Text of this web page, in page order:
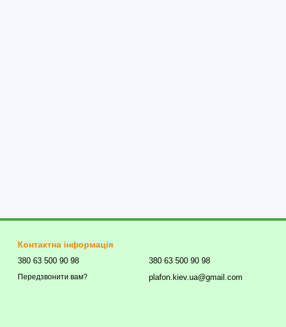
Контактна інформація
380 63 500 90 98
Передзвонити вам?
380 63 500 90 98
plafon.kiev.ua@gmail.com